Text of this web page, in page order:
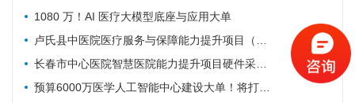
1080 万！AI 医疗大模型底座与应用大单
卢氏县中医院医疗服务与保障能力提升项目（智慧医院信息平台升级改造）第一批项目-流标公告
长春市中心医院智慧医院能力提升项目硬件采购项目招标公告
预算6000万医学人工智能中心建设大单！将打造六大核心体系